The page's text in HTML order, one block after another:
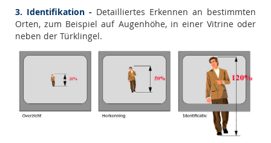
3. Identifikation - Detailliertes Erkennen an bestimmten
Orten, zum Beispiel auf Augenhöhe, in einer Vitrine oder
neben der Türklingel.